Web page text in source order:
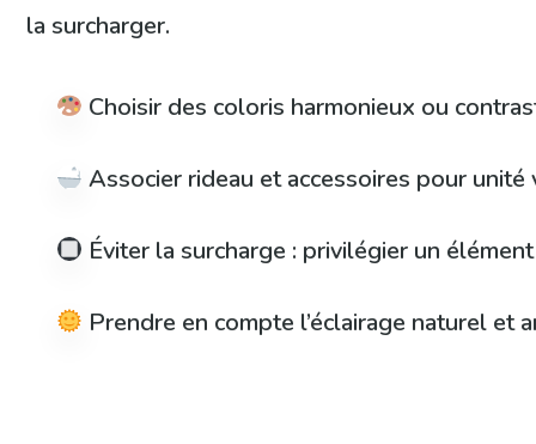
la surcharger.
Choisir des coloris harmonieux ou
Associer rideau et accessoires pour unité
Éviter la surcharge : privilégier un
Prendre en compte l’éclairage naturel et